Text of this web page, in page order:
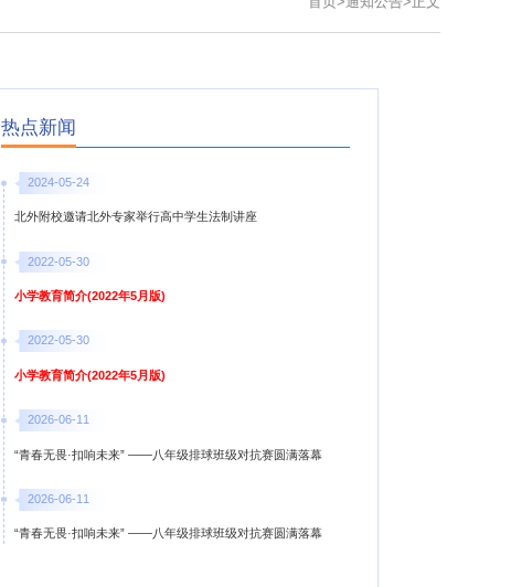
热点新闻
2024-05-24
北外附校邀请北外专家举行高中学生法制讲座
2022-05-30
小学教育简介(2022年5月版)
2022-05-30
小学教育简介(2022年5月版)
2026-06-11
“青春无畏·扣响未来” ——八年级排球班级对抗赛圆满落幕
2026-06-11
“青春无畏·扣响未来” ——八年级排球班级对抗赛圆满落幕